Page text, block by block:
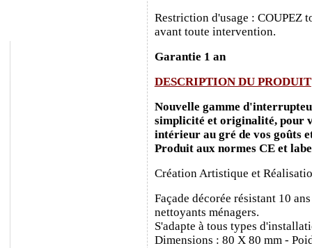
Restriction d'usage : COUPEZ
avant toute intervention.
Garantie 1 an
DESCRIPTION DU PRODUIT
Nouvelle gamme
simplicité et originalité, pour
intérieur au gré de vos goûts
Produit aux normes CE et
Création Artistique et
Façade décorée résistant 10
nettoyants ménagers.
S'adapte à tous types
Dimensions : 80 X 80 mm -